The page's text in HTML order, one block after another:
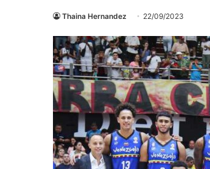
Thaina Hernandez 22/09/2023